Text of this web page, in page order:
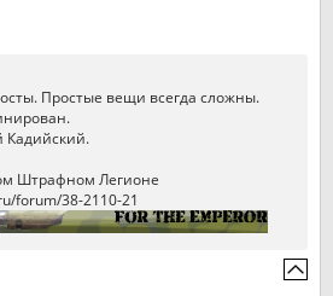
Простые вещи всегда сложны.
Кадийский.
Штрафном Легионе
forum/38-2110-21